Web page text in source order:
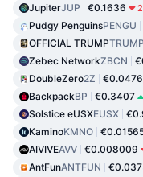
JupiterJUP €0.1636
Pudgy PenguinsPENGU
OFFICIAL TRUMPTRUMP
Zebec NetworkZBCN
DoubleZero2Z
BackpackBP €0.3407
Solstice eUSXEUSX
KaminoKMNO
AIVIVEAVV €0.008009
AntFunANTFUN